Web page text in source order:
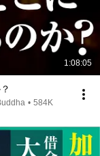
1:08:05
• 584K